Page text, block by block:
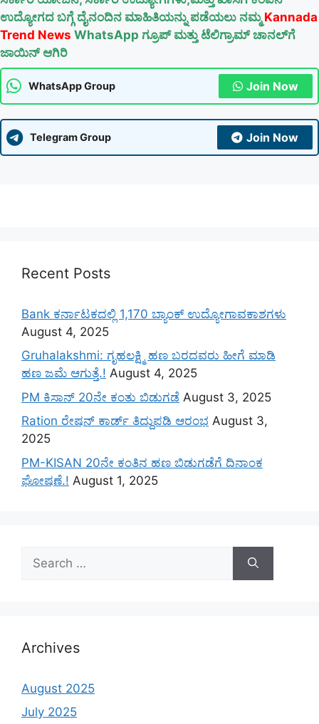
ಉದ್ಯೋಗದ ಬಗ್ಗೆ ದೈನಂದಿನ ಮಾಹಿತಿಯನ್ನು ಪಡೆಯಲು ನಮ್ಮ Kannada
Trend News WhatsApp ಗ್ರೂಪ್ ಮತ್ತು ಟೆಲಿಗ್ರಾಮ್ ಚಾನಲ್‌ಗೆ
ಜಾಯಿನ್ ಆಗಿರಿ
WhatsApp Group Join Now
Telegram Group Join Now
Recent Posts
Bank ಕರ್ನಾಟಕದಲ್ಲಿ 1,170 ಬ್ಯಾಂಕ್ ಉದ್ಯೋಗಾವಕಾಶಗಳು
August 4, 2025
Gruhalakshmi: ಗೃಹಲಕ್ಷ್ಮಿ ಹಣ ಬರದವರು ಹೀಗೆ ಮಾಡಿ
ಹಣ ಜಮೆ‌ ಆಗುತ್ತೆ.! August 4, 2025
PM ಕಿಸಾನ್ 20ನೇ ಕಂತು ಬಿಡುಗಡೆ August 3, 2025
Ration ರೇಷನ್ ಕಾರ್ಡ್ ತಿದ್ದುಪಡಿ ಆರಂಭ August 3,
2025
PM-KISAN 20ನೇ ಕಂತಿನ ಹಣ ಬಿಡುಗಡೆಗೆ ದಿನಾಂಕ
ಘೋಷಣೆ.! August 1, 2025
for:
Archives
August 2025
July 2025